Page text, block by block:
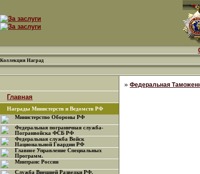
Коллекция Наград
Главная
Награды Министерств и Ведомств РФ
Министерство Обороны РФ
Федеральная пограничная служба-
Погранвойска ФСБ РФ
Федеральная служба Войск
Национальной Гвардии РФ
Главное Управление Специальных
Программ.
Минтранс России
Служба Внешней Разведки РФ.
» Федеральная